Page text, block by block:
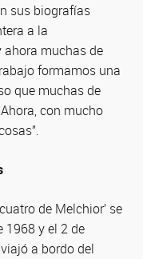
sus biografías
a la
muchas de
formamos una
que muchas de
con mucho
de Melchior’ se
1968 y el 2 de
a bordo del